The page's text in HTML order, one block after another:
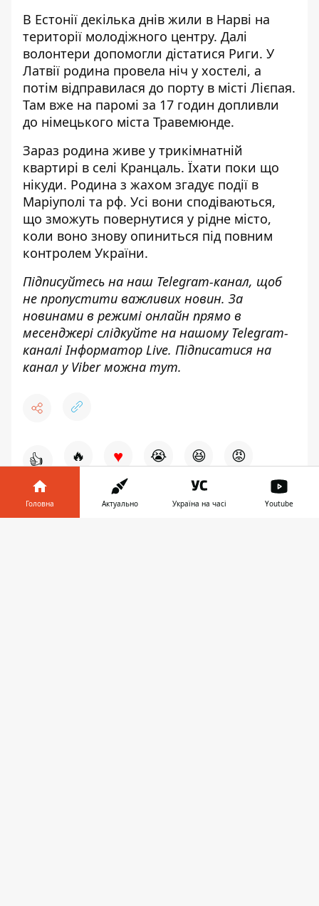
В Естонії декілька днів жили в Нарві на
території молодіжного центру. Далі
волонтери допомогли дістатися Риги. У
Латвії родина провела ніч у хостелі, а
потім відправилася до порту в місті Лієпая.
Там вже на паромі за 17 годин допливли
до німецького міста Травемюнде.
Зараз родина живе у трикімнатній
квартирі в селі Кранцаль. Їхати поки що
нікуди. Родина з жахом згадує події в
Маріуполі та рф. Усі вони сподіваються,
що зможуть повернутися у рідне місто,
коли воно знову опиниться під повним
контролем України.
Підписуйтесь на наш Telegram-канал, щоб
не пропустити важливих новин. За
новинами в режимі онлайн прямо в
месенджері слідкуйте на нашому Telegram-
каналі Інформатор Live. Підписатися на
канал у Viber можна тут.
👍 🔥 ♥ 😭 😆 😡
МАРІУПОЛЬ
Головна Актуально Україна на часі Youtube